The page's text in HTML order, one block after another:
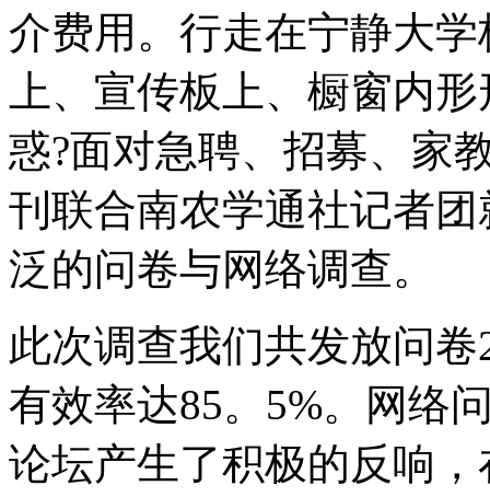
介费用。行走在宁静大
上、宣传板上、橱窗内
惑?面对急聘、招募、家
刊联合南农学通社记者
泛的问卷与网络调查。
此次调查我们共发放问
有效率达85。5%。网络
论坛产生了积极的反响